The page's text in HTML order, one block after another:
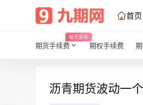
首页
期货手续费
每天更新
期权手续费
沥青期货波动一